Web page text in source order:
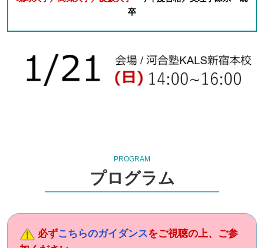
卒
PROGRAM
プログラム
必ずこちらのガイダンスをご視聴の上、ご参